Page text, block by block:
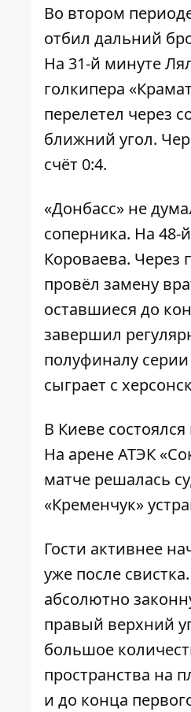
Во втором
отбил дальний
На 31-й минуте
голкипера
перелетел через
ближний угол.
счёт 0:4.
«Донбасс» не
соперника. На 48-
Короваева. Через
провёл замену
оставшиеся до
завершил
полуфиналу
сыграет с
В Киеве
На арене АТЭК
матче решалась
«Кременчук»
Гости активнее
уже после
абсолютно
правый верхний
большое
пространства на
и до конца